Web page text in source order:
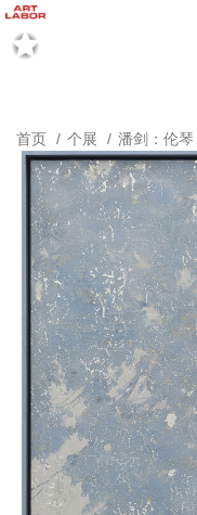
首页 个展 潘剑：伦琴